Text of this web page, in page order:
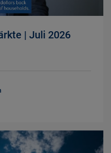
| Juli 2026